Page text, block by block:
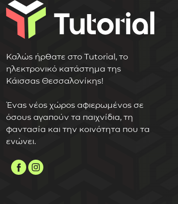
Καλώς ήρθατε στο Tutorial, το
ηλεκτρονικό κατάστημα της
Κάισσας Θεσσαλονίκης!
Ένας νέος χώρος αφιερωμένος σε
όσους αγαπούν τα παιχνίδια, τη
φαντασία και την κοινότητα που τα
ενώνει.